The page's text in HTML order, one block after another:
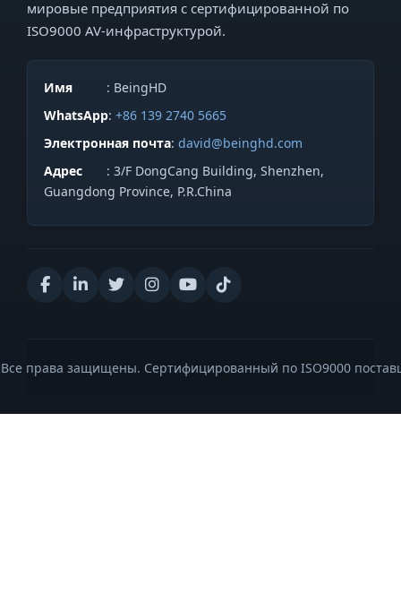
мировые предприятия с сертифицированной по
ISO9000 AV-инфраструктурой.
Имя
: BeingHD
WhatsApp:+86 139 2740 5665
Электронная почта:david@beinghd.com
Адрес
: 3/F DongCang Building, Shenzhen,
Guangdong Province, P.R.China
права защищены. Сертифицированный по ISO9000